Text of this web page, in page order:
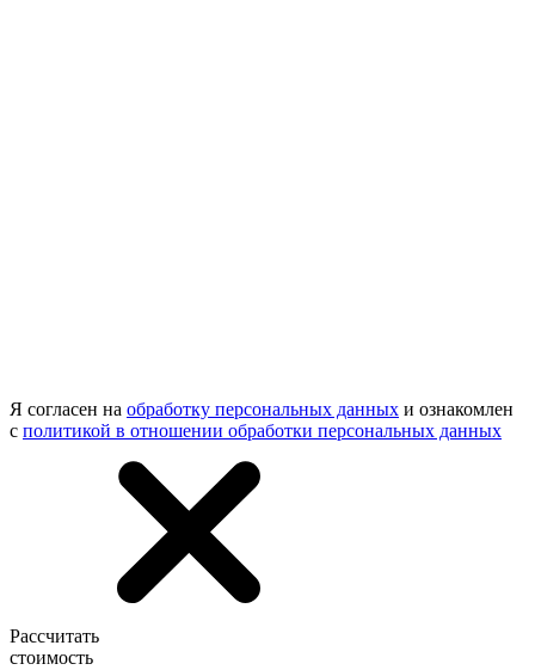
Я согласен на обработку персональных данных и ознакомлен
с политикой в отношении обработки персональных данных
Рассчитать
стоимость